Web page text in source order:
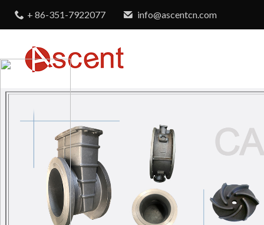
+ 86-351-7922077 info@ascentcn.com